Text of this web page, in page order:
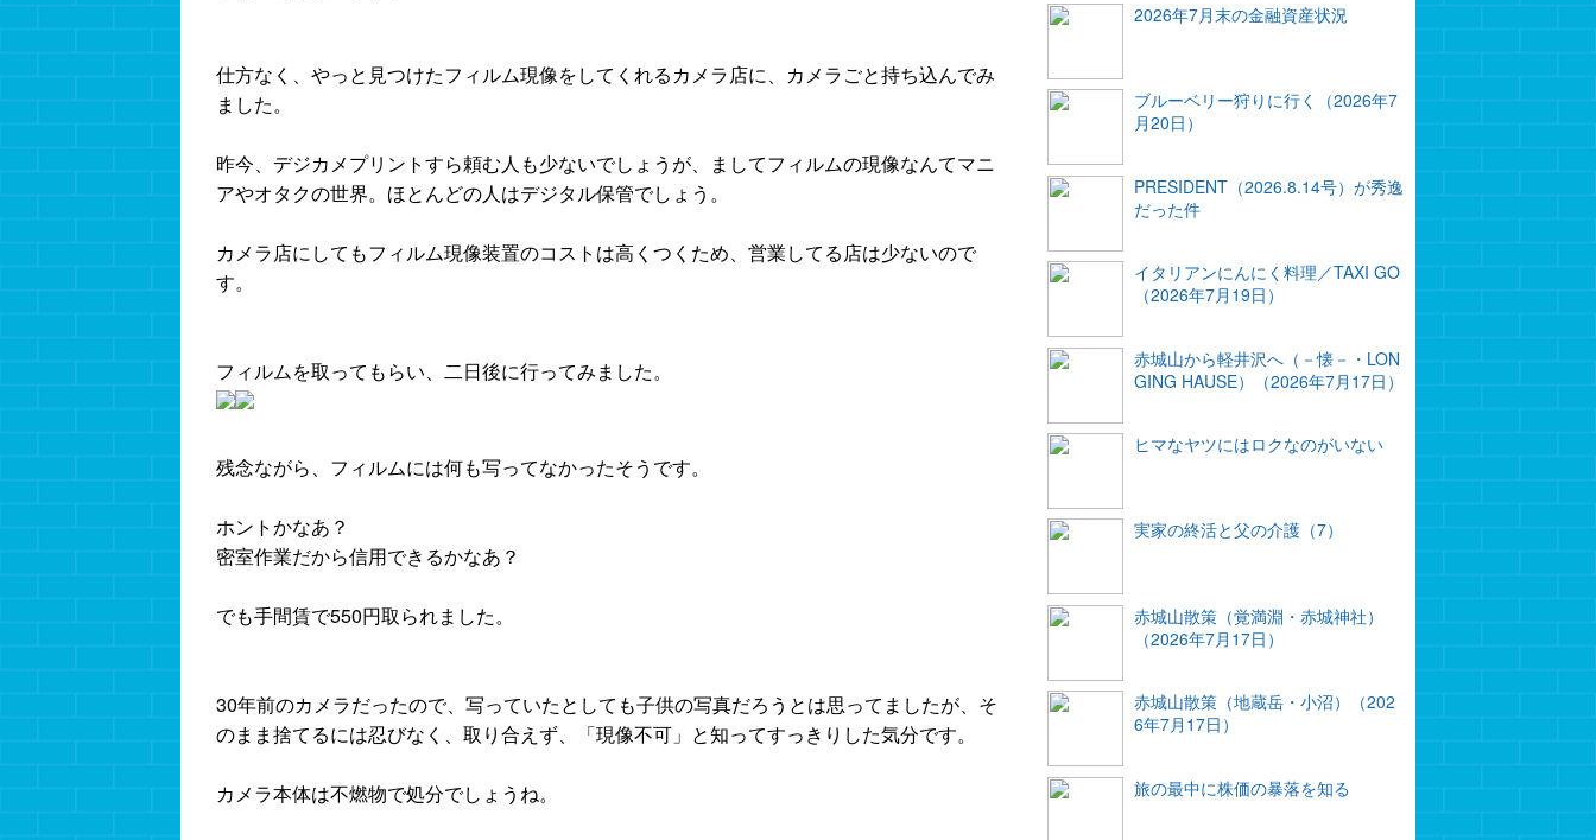
仕方なく、やっと見つけたフィルム現像をしてくれるカメラ店に、カメラごと持ち込んでみ
ました。
昨今、デジカメプリントすら頼む人も少ないでしょうが、ましてフィルムの現像なんてマニ
アやオタクの世界。ほとんどの人はデジタル保管でしょう。
カメラ店にしてもフィルム現像装置のコストは高くつくため、営業してる店は少ないので
す。
フィルムを取ってもらい、二日後に行ってみました。
残念ながら、フィルムには何も写ってなかったそうです。
ホントかなあ？
密室作業だから信用できるかなあ？
でも手間賃で550円取られました。
30年前のカメラだったので、写っていたとしても子供の写真だろうとは思ってましたが、そ
のまま捨てるには忍びなく、取り合えず、「現像不可」と知ってすっきりした気分です。
カメラ本体は不燃物で処分でしょうね。
2026年7月末の金融資産状況
ブルーベリー狩りに行く（2026年7
月20日）
PRESIDENT（2026.8.14号）が秀逸
だった件
イタリアンにんにく料理／TAXI GO
（2026年7月19日）
赤城山から軽井沢へ（－懐－・LON
GING HAUSE）（2026年7月17日）
ヒマなヤツにはロクなのがいない
実家の終活と父の介護（7）
赤城山散策（覚満淵・赤城神社）
（2026年7月17日）
赤城山散策（地蔵岳・小沼）（202
6年7月17日）
旅の最中に株価の暴落を知る